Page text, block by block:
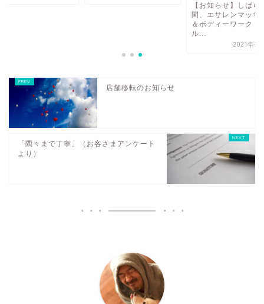
【お知らせ】しばら
間、エサレンマッサ
＆ボディーワーク・
ル...
2021年7
店舗移転のお知らせ
「隅々まで丁寧」（お客さまアンケート
より）